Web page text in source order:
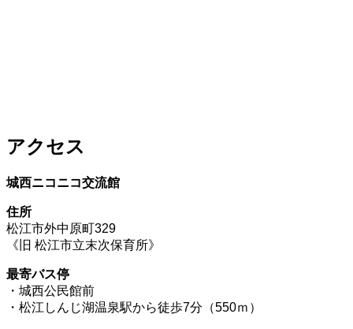
アクセス
城西ニコニコ交流館
住所
松江市外中原町329
《旧 松江市立末次保育所》
最寄バス停
・城西公民館前
・松江しんじ湖温泉駅から徒歩7分（550ｍ）